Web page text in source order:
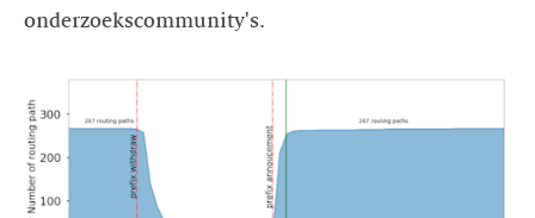
onderzoekscommunity's.